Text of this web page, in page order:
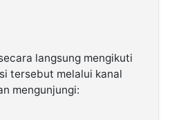
langsung mengikuti
tersebut melalui kanal
mengunjungi: